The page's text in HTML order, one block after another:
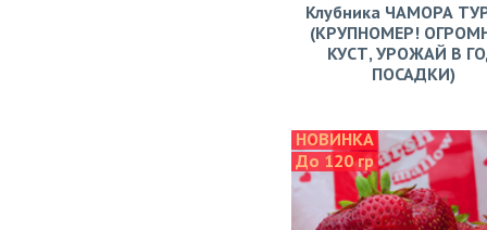
Клубника ЧАМОРА
(КРУПНОМЕР!
КУСТ, УРОЖАЙ В
ПОСАДКИ)
НОВИНКА
До 120 гр